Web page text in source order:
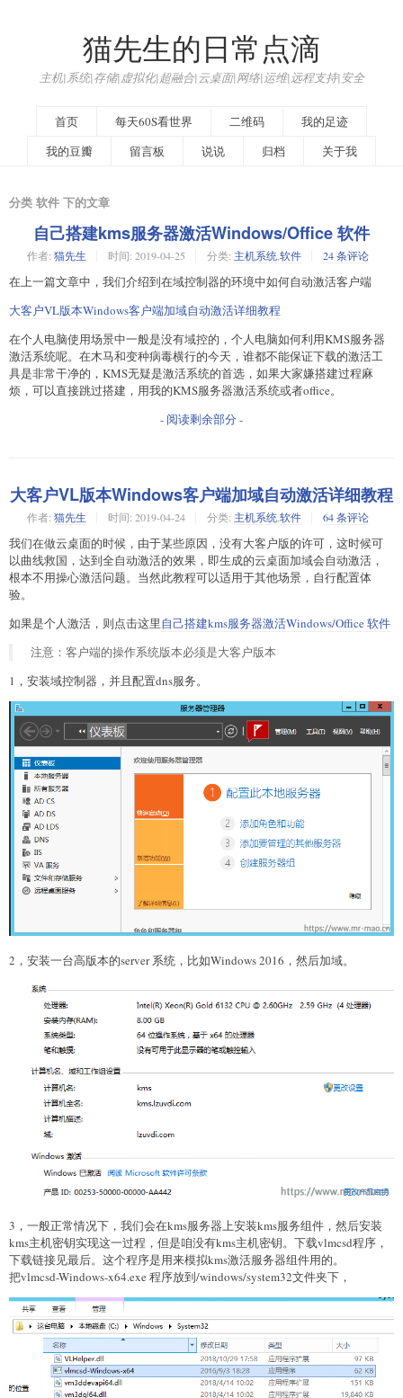
猫先生的日常点滴
主机|系统|存储|虚拟化|超融合|云桌面|网络|运维|远程支持|安全
首页 每天60S看世界 二维码
我的足迹
我的豆瓣
留言板 说说 归档 关于我
分类 软件 下的文章
自己搭建kms服务器激活Windows/Office 软件
作者: 猫先生 时间: 2019-04-25 分类: 主机系统软件 24 条评论
在上一篇文章中，我们介绍到在域控制器的环境中如何自动激活客户端
大客户VL版本Windows客户端加域自动激活详细教程
在个人电脑使用场景中一般是没有域控的，个人电脑如何利用KMS服务器
激活系统呢。在木马和变种病毒横行的今天，谁都不能保证下载的激活工
具是非常干净的，KMS无疑是激活系统的首选，如果大家嫌搭建过程麻
烦，可以直接跳过搭建，用我的KMS服务器激活系统或者office。
- 阅读剩余部分 -
大客户VL版本Windows客户端加域自动激活详细教程
作者: 猫先生 时间: 2019-04-24 分类: 主机系统软件 64 条评论
我们在做云桌面的时候，由于某些原因，没有大客户版的许可，这时候可
以曲线救国，达到全自动激活的效果，即生成的云桌面加域会自动激活，
根本不用操心激活问题。当然此教程可以适用于其他场景，自行配置体
验。
如果是个人激活，则点击这里自己搭建kms服务器激活Windows/Office 软件
注意：客户端的操作系统版本必须是大客户版本
1，安装域控制器，并且配置dns服务。
2，安装一台高版本的server 系统，比如Windows 2016，然后加域。
3，一般正常情况下，我们会在kms服务器上安装kms服务组件，然后安装
kms主机密钥实现这一过程，但是咱没有kms主机密钥。下载vlmcsd程序，
下载链接见最后。这个程序是用来模拟kms激活服务器组件用的。
把vlmcsd-Windows-x64.exe 程序放到/windows/system32文件夹下，